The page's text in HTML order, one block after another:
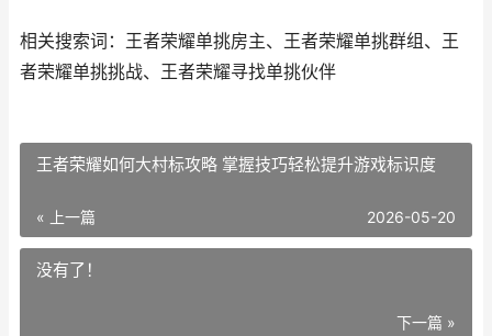
相关搜索词：王者荣耀单挑房主、王者荣耀单挑群组、王
者荣耀单挑挑战、王者荣耀寻找单挑伙伴
王者荣耀如何大村标攻略 掌握技巧轻松提升游戏标识度
« 上一篇 2026-05-20
没有了！
下一篇 »